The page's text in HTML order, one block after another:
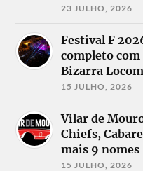
23 JULHO, 2026
Festival F
completo
Bizarra
15 JULHO, 2026
Vilar de
Chiefs,
mais 9 nomes
15 JULHO, 2026